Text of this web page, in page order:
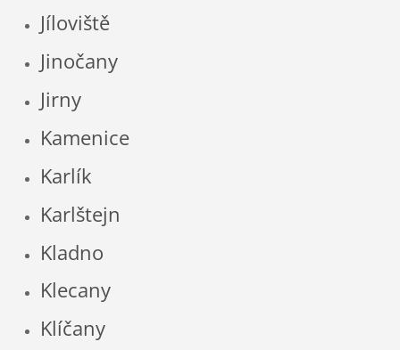
Jíloviště
Jinočany
Jirny
Kamenice
Karlík
Karlštejn
Kladno
Klecany
Klíčany